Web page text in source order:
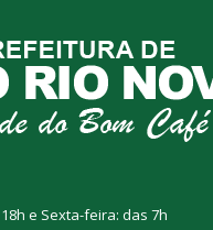
e Sexta-feira: das 7h